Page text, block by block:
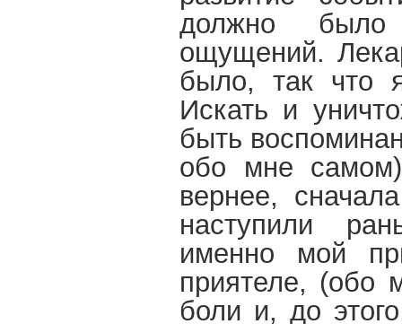
должно было
ощущений.
было, так что
Искать и
быть
обо мне
вернее,
наступили
именно мой
приятеле, (обо
боли и, до